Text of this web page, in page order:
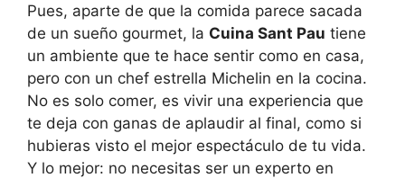
Pues, aparte de que la comida parece sacada
de un sueño gourmet, la Cuina Sant Pau tiene
un ambiente que te hace sentir como en casa,
pero con un chef estrella Michelin en la cocina.
No es solo comer, es vivir una experiencia que
te deja con ganas de aplaudir al final, como si
hubieras visto el mejor espectáculo de tu vida.
Y lo mejor: no necesitas ser un experto en